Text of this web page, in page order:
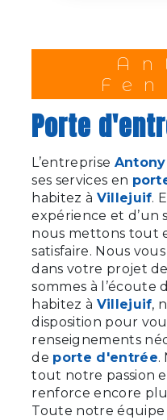
Antony
porte
L’entreprise
ses services en
habitez à Villejuif.
expérience et d’un
nous mettons tout
satisfaire. Nous
dans votre projet de
sommes à l’écoute
habitez à Villejuif,
disposition pour
renseignements
de porte d'entrée.
tout notre passion
renforce encore
Toute notre